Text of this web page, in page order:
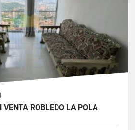
VENTA ROBLEDO LA POLA